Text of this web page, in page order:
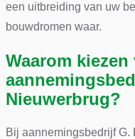
een uitbreiding van uw
bouwdromen waar.
Waarom kiezen
Nieuwerbrug?
Bij aannemingsbedrijf G.